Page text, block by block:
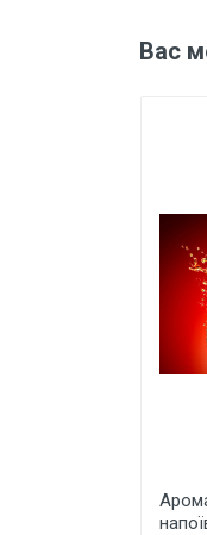
Вас